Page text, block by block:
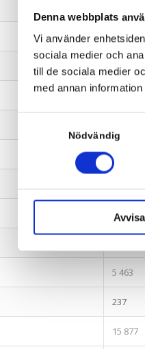
Denna webbplats
Vi använder
sociala medier och
till de sociala medier
med annan
Nödvändig
Avvisa
756
27
6
901
1 326
5 463
237
15 877